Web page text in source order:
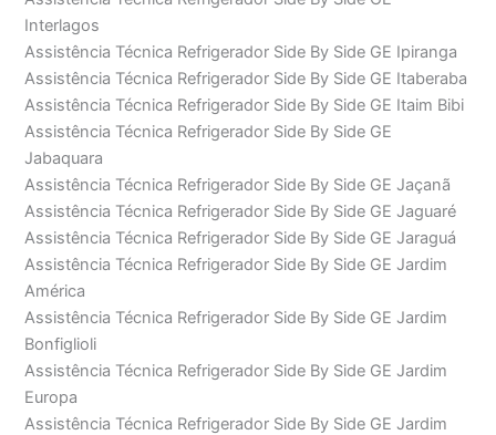
Interlagos
Assistência Técnica Refrigerador Side By Side GE Ipiranga
Assistência Técnica Refrigerador Side By Side GE Itaberaba
Assistência Técnica Refrigerador Side By Side GE Itaim Bibi
Assistência Técnica Refrigerador Side By Side GE
Jabaquara
Assistência Técnica Refrigerador Side By Side GE Jaçanã
Assistência Técnica Refrigerador Side By Side GE Jaguaré
Assistência Técnica Refrigerador Side By Side GE Jaraguá
Assistência Técnica Refrigerador Side By Side GE Jardim
América
Assistência Técnica Refrigerador Side By Side GE Jardim
Bonfiglioli
Assistência Técnica Refrigerador Side By Side GE Jardim
Europa
Assistência Técnica Refrigerador Side By Side GE Jardim